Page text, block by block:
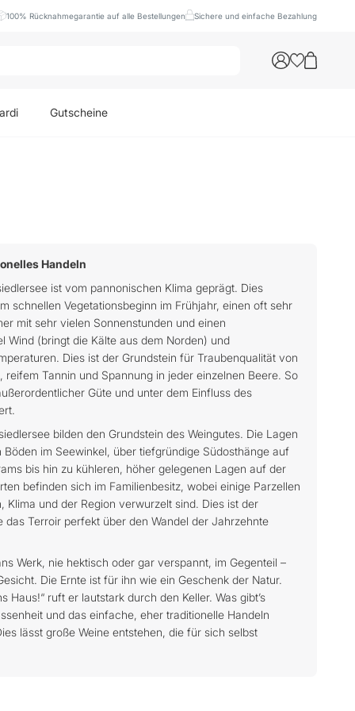
100% Rücknahmegarantie auf alle Bestellungen Sichere und einfache Bezahlung
Gutscheine
Handeln
ist vom pannonischen Klima geprägt. Dies
schnellen Vegetationsbeginn im Frühjahr, einen oft sehr
mit sehr vielen Sonnenstunden und einen
Wind (bringt die Kälte aus dem Norden) und
Dies ist der Grundstein für Traubenqualität von
Tannin und Spannung in jeder einzelnen Beere. So
Güte und unter dem Einfluss des
bilden den Grundstein des Weingutes. Die Lagen
im Seewinkel, über tiefgründige Südosthänge auf
bis hin zu kühleren, höher gelegenen Lagen auf der
befinden sich im Familienbesitz, wobei einige Parzellen
Klima und der Region verwurzelt sind. Dies ist der
das Terroir perfekt über den Wandel der Jahrzehnte
Werk, nie hektisch oder gar verspannt, im Gegenteil –
Die Ernte ist für ihn wie ein Geschenk der Natur.
Haus!“ ruft er lautstark durch den Keller. Was gibt’s
und das einfache, eher traditionelle Handeln
lässt große Weine entstehen, die für sich selbst